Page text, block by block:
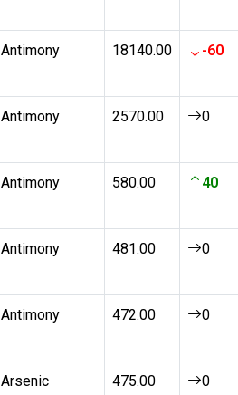
Antimony 18140.00 -60
Antimony 2570.00 0
Antimony 580.00 40
Antimony 481.00 0
Antimony 472.00 0
Arsenic 475.00 0